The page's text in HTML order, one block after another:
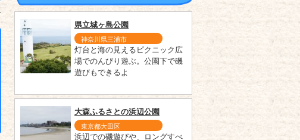
県立城ヶ島公園
神奈川県三浦市
灯台と海の見えるピクニック広
場でのんびり遊ぶ。公園下で磯
遊びもできるよ
大森ふるさとの浜辺公園
東京都大田区
浜辺での磯遊びや、ロングすべ